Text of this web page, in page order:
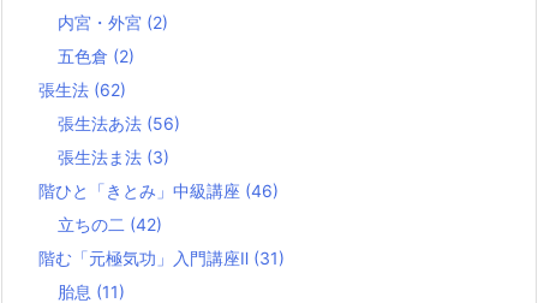
内宮・外宮 (2)
五色倉 (2)
張生法 (62)
張生法あ法 (56)
張生法ま法 (3)
階ひと「きとみ」中級講座 (46)
立ちの二 (42)
階む「元極気功」入門講座Ⅱ (31)
胎息 (11)